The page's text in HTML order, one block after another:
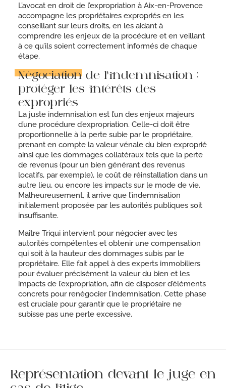
L’avocat en droit de l’expropriation à Aix-en-Provence
accompagne les propriétaires expropriés en les
conseillant sur leurs droits, en les aidant à
comprendre les enjeux de la procédure et en veillant
à ce qu’ils soient correctement informés de chaque
étape.
Négociation de l'indemnisation :
protéger les intérêts des
expropriés
La juste indemnisation est l’un des enjeux majeurs
d’une procédure d’expropriation. Celle-ci doit être
proportionnelle à la perte subie par le propriétaire,
prenant en compte la valeur vénale du bien exproprié
ainsi que les dommages collatéraux tels que la perte
de revenus (pour un bien générant des revenus
locatifs, par exemple), le coût de réinstallation dans un
autre lieu, ou encore les impacts sur le mode de vie.
Malheureusement, il arrive que l’indemnisation
initialement proposée par les autorités publiques soit
insuffisante.
Maître Triqui intervient pour négocier avec les
autorités compétentes et obtenir une compensation
qui soit à la hauteur des dommages subis par le
propriétaire. Elle fait appel à des experts immobiliers
pour évaluer précisément la valeur du bien et les
impacts de l’expropriation, afin de disposer d’éléments
concrets pour renégocier l’indemnisation. Cette phase
est cruciale pour garantir que le propriétaire ne
subisse pas une perte excessive.
Représentation devant le juge en